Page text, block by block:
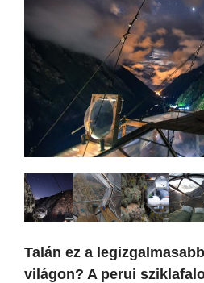
Talán ez a
világon? A perui